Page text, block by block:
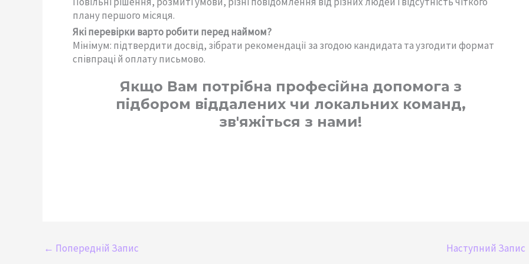
плану першого місяця.
Які перевірки варто робити перед наймом?
Мінімум: підтвердити досвід, зібрати рекомендації за згодою кандидата та узгодити формат
співпраці й оплату письмово.
Якщо Вам потрібна професійна допомога з
підбором віддалених чи локальних команд,
зв'яжіться з нами!
← Попередній Запис Наступний Запис